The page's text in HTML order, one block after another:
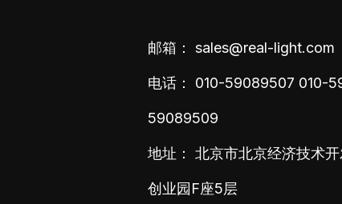
邮箱：sales@real-light.com
电话： 010-59089507 010-
59089509
地址： 北京市北京经济技术
创业园F座5层